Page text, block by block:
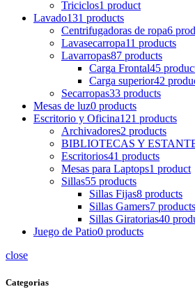
Triciclos1 product
Lavado131 products
Centrifugadoras de ropa6
Lavasecarropa11 products
Lavarropas87 products
Carga Frontal45
Carga superior42
Secarropas33 products
Mesas de luz0 products
Escritorio y Oficina121 products
Archivadores2 products
BIBLIOTECAS Y
Escritorios41 products
Mesas para Laptops1 product
Sillas55 products
Sillas Fijas8 products
Sillas Gamers7 products
Sillas Giratorias40
Juego de Patio0 products
close
Categorias